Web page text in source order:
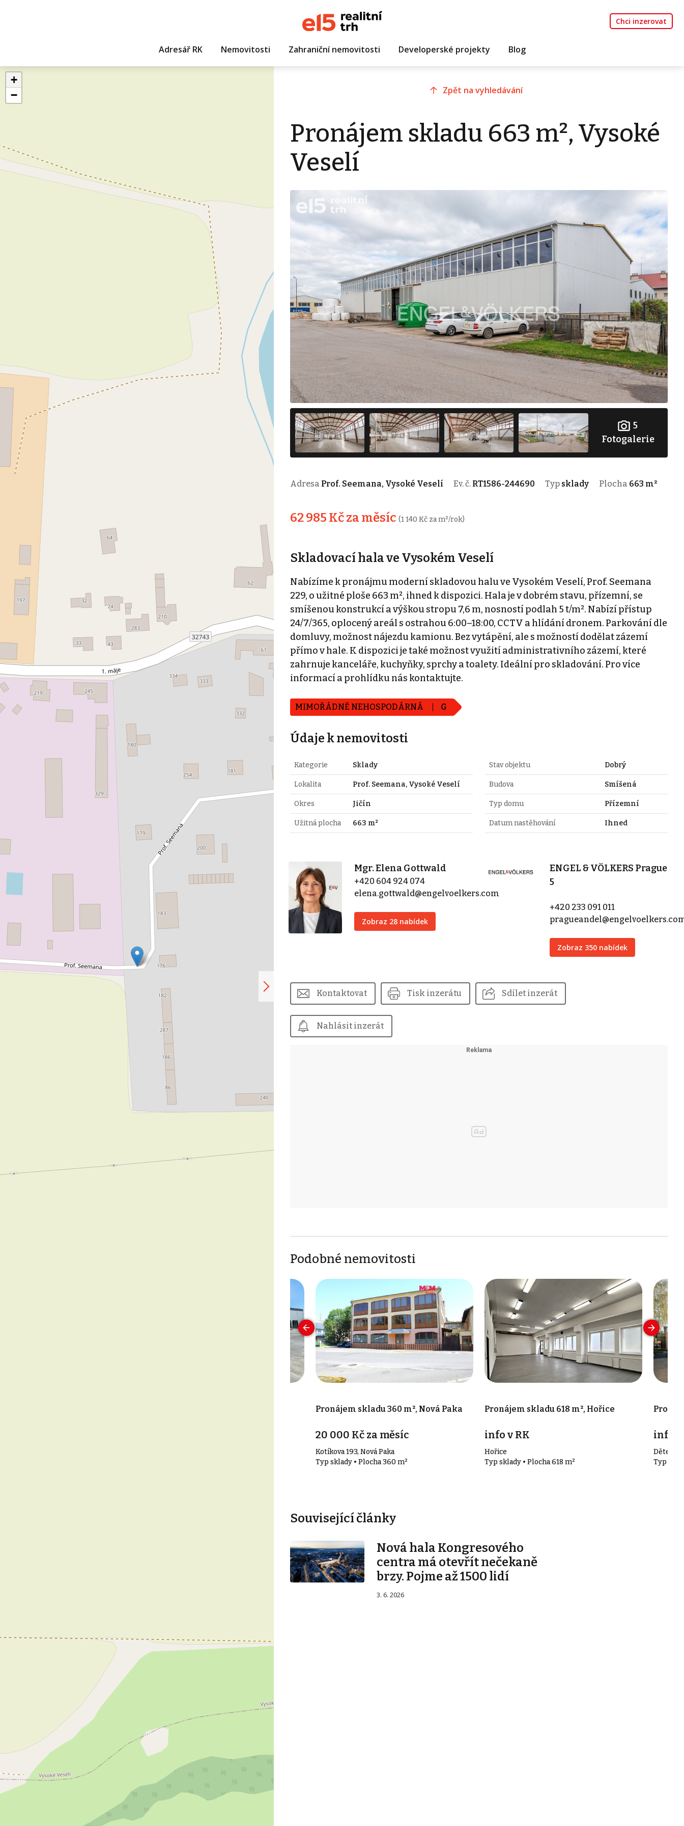
Chci inzerovat
Adresář RK Nemovitosti Zahraniční nemovitosti Developerské projekty Blog
+
−
Zpět na vyhledávání
Pronájem skladu 663 m², Vysoké
Veselí
5
Fotogalerie
Adresa Prof. Seemana, Vysoké Veselí Ev. č. RT1586-244690 Typ sklady Plocha 663 m²
62 985 Kč za měsíc (1 140 Kč za m²/rok)
Skladovací hala ve Vysokém Veselí
Nabízíme k pronájmu moderní skladovou halu ve Vysokém Veselí, Prof. Seemana
229, o užitné ploše 663 m², ihned k dispozici. Hala je v dobrém stavu, přízemní, se
smíšenou konstrukcí a výškou stropu 7,6 m, nosností podlah 5 t/m². Nabízí přístup
24/7/365, oplocený areál s ostrahou 6:00–18:00, CCTV a hlídání dronem. Parkování dle
domluvy, možnost nájezdu kamionu. Bez vytápění, ale s možností dodělat zázemí
přímo v hale. K dispozici je také možnost využití administrativního zázemí, které
zahrnuje kanceláře, kuchyňky, sprchy a toalety. Ideální pro skladování. Pro více
informací a prohlídku nás kontaktujte.
MIMOŘÁDNĚ NEHOSPODÁRNÁ G
Údaje k nemovitosti
Kategorie Sklady
Lokalita Prof. Seemana, Vysoké Veselí
Okres Jičín
Užitná plocha 663 m²
Stav objektu Dobrý
Budova Smíšená
Typ domu Přízemní
Datum nastěhování Ihned
Mgr. Elena Gottwald
+420 604 924 074
elena.gottwald@engelvoelkers.com
Zobraz 28 nabídek
ENGEL & VÖLKERS Prague
5
+420 233 091 011
Zobraz 350 nabídek
Kontaktovat Tisk inzerátu Sdílet inzerát
Nahlásit inzerát
Podobné nemovitosti
Pronájem skladu 360 m², Nová Paka
20 000 Kč za měsíc
Kotíkova 193, Nová Paka
Typ sklady • Plocha 360 m²
Pronájem skladu 618 m², Hořice
info v RK
Hořice
Typ sklady • Plocha 618 m²
info v
Dětenice
Typ
Související články
Nová hala Kongresového
centra má otevřít nečekaně
brzy. Pojme až 1500 lidí
3. 6. 2026